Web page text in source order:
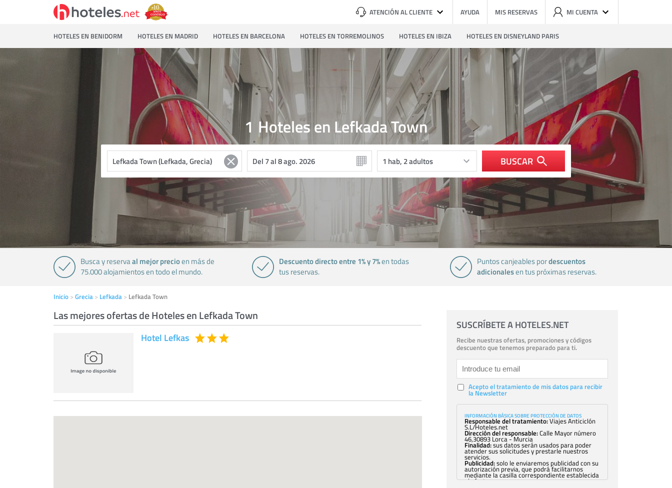
ATENCIÓN AL CLIENTE AYUDA MIS RESERVAS MI CUENTA
HOTELES EN BENIDORM HOTELES EN MADRID HOTELES EN BARCELONA HOTELES EN TORREMOLINOS HOTELES EN IBIZA HOTELES EN DISNEYLAND PARIS
Hoteles en Lefkada Town
1
BUSCAR
Busca y reservaal mejor precioen más de
75.000 alojamientos en todo el mundo.
Descuento directo entre 1% y 7%en todas
tus reservas.
Puntos canjeables pordescuentos
adicionalesen tus próximas reservas.
Inicio Grecia Lefkada Lefkada Town
Las mejores ofertas de Hoteles en Lefkada Town
Hotel Lefkas
SUSCRÍBETE A HOTELES.NET
Recibe nuestras ofertas, promociones y códigos
descuento que tenemos preparado para ti.
Acepto el tratamiento de mis datos para recibir
la Newsletter
INFORMACIÓN BÁSICA SOBRE PROTECCIÓN DE DATOS
Responsable del tratamiento:Viajes Anticiclón
S.L/Hoteles.net
Dirección del responsable:Calle Mayor número
46,30893 Lorca - Murcia
Finalidad:sus datos serán usados para poder
atender sus solicitudes y prestarle nuestros
servicios.
Publicidad:solo le enviaremos publicidad con su
autorización previa, que podrá facilitarnos
mediante la casilla correspondiente establecida
al efecto.